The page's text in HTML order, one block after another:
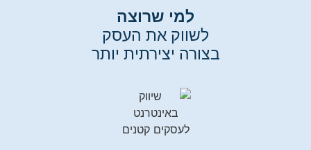
למי שרוצה
לשווק את העסק
בצורה יצירתית יותר